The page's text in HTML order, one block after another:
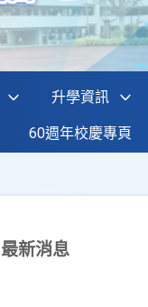
升學資訊
60週年校慶專頁
最新消息